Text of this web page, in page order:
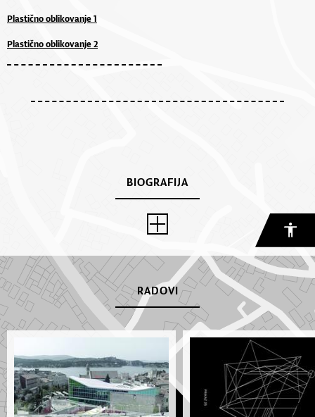
Plastično oblikovanje 1
Plastično oblikovanje 2
BIOGRAFIJA
RADOVI